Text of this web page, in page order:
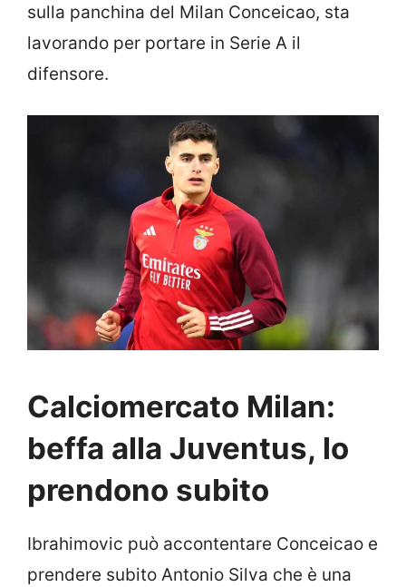
sulla panchina del Milan Conceicao, sta
lavorando per portare in Serie A il
difensore.
Calciomercato Milan:
beffa alla Juventus, lo
prendono subito
Ibrahimovic può accontentare Conceicao e
prendere subito Antonio Silva che è una